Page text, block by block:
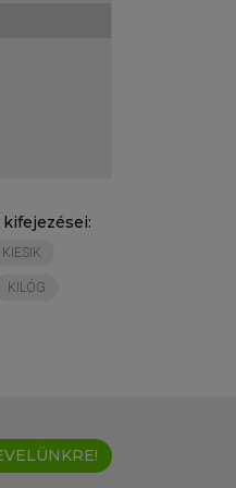
kifejezései:
KIESIK
KILÓG